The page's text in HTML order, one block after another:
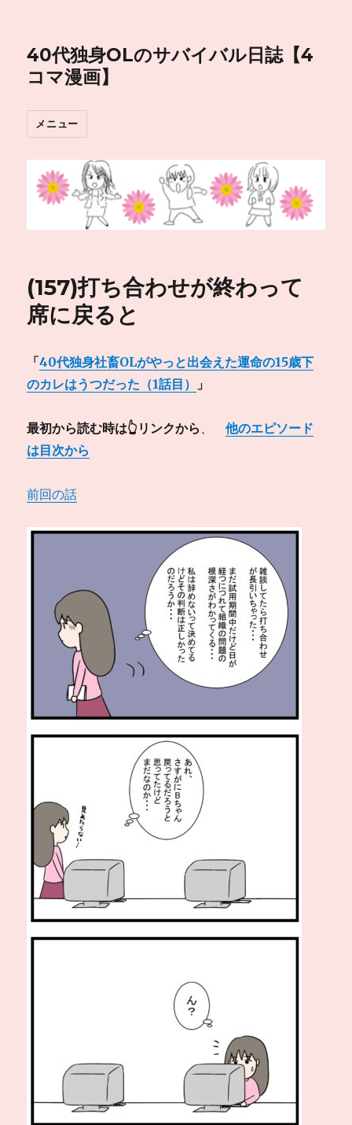
40代独身OLのサバイバル日誌【4
コマ漫画】
メニュー
(157)打ち合わせが終わって
席に戻ると
「40代独身社畜OLがやっと出会えた運命の15歳下
のカレはうつだった（1話目）
」
最初から読む時は👆リンクから 、他のエピソード
は目次から
前回の話